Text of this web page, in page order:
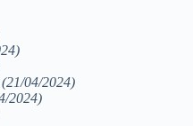
(21/04/2024)
2024)